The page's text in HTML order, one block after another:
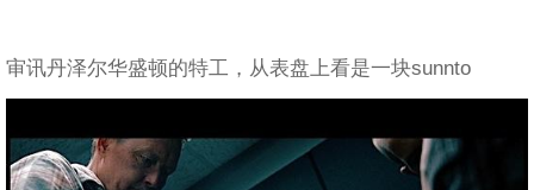
审讯丹泽尔华盛顿的特工，从表盘上看是一块sunnto